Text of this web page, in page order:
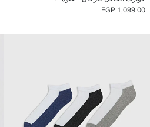
1,099.00 EGP